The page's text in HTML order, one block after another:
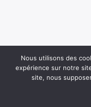
Nous utilisons des
expérience sur notre
site, nous